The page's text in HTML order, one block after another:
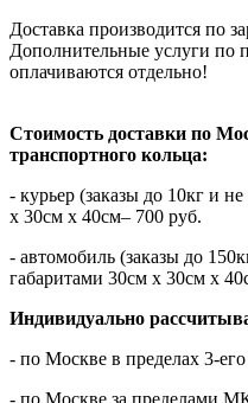
Доставка производится по
Дополнительные услуги по
оплачиваются отдельно!
Стоимость доставки по
транспортного кольца:
- курьер (заказы до 10кг и
х 30см х 40см– 700 руб.
- автомобиль (заказы до
габаритами 30см х 30см х
Индивидуально
- по Москве в пределах 3-
- по Москве за пределами